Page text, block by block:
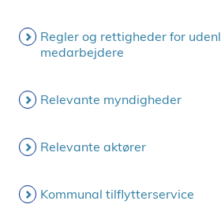
Regler og rettigheder for
medarbejdere
Relevante myndigheder
Relevante aktører
Kommunal tilflytterservice